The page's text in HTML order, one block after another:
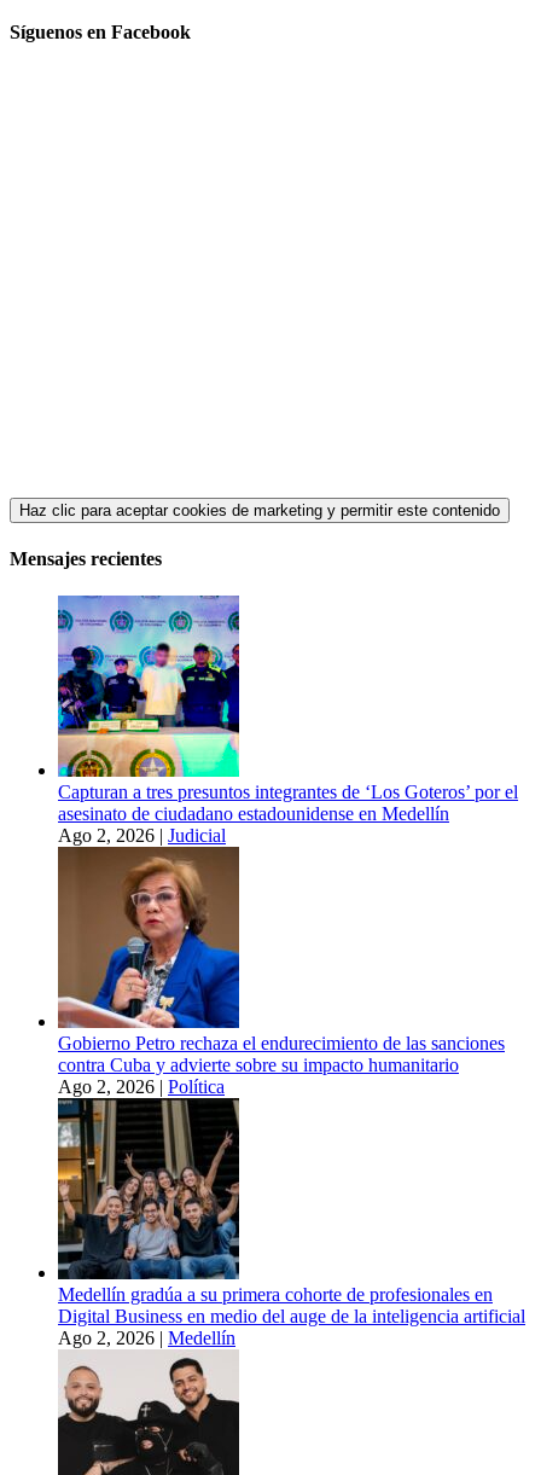
Síguenos en Facebook
Haz clic para aceptar cookies de marketing y permitir este contenido
Mensajes recientes
Capturan a tres presuntos integrantes de ‘Los Goteros’ por el
asesinato de ciudadano estadounidense en Medellín
Ago 2, 2026 | Judicial
Gobierno Petro rechaza el endurecimiento de las sanciones
contra Cuba y advierte sobre su impacto humanitario
Ago 2, 2026 | Política
Medellín gradúa a su primera cohorte de profesionales en
Digital Business en medio del auge de la inteligencia artificial
Ago 2, 2026 | Medellín